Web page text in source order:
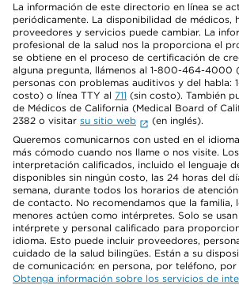
La información de este directorio en línea se
periódicamente. La disponibilidad de médicos,
proveedores y servicios puede cambiar. La
profesional de la salud nos la proporciona el
se obtiene en el proceso de certificación de
alguna pregunta, llámenos al 1-800-464-4000
personas con problemas auditivos y del
costo) o línea TTY al 711 (sin costo). También
de Médicos de California (Medical Board of
2382 o visitar su sitio web
(en inglés).
Queremos comunicarnos con usted en el
más cómodo cuando nos llame o nos visite.
interpretación calificados, incluido el lenguaje
disponibles sin ningún costo, las 24 horas del
semana, durante todos los horarios de
de contacto. No recomendamos que la familia,
menores actúen como intérpretes. Solo se
intérprete y personal calificado para
idioma. Esto puede incluir proveedores,
cuidado de la salud bilingües. Están a su
de comunicación: en persona, por teléfono,
Obtenga información sobre los servicios de